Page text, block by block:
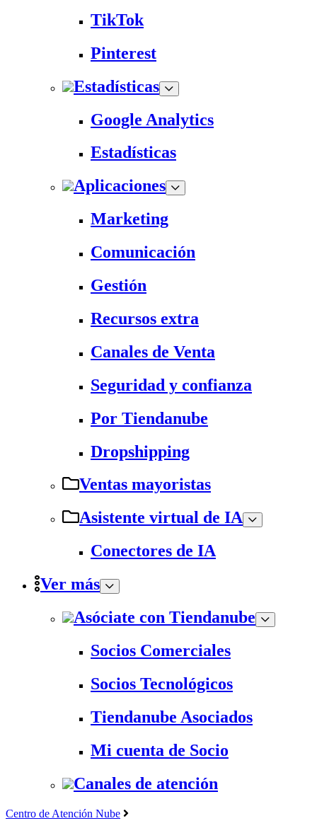
TikTok
Pinterest
Estadísticas
Google Analytics
Estadísticas
Aplicaciones
Marketing
Comunicación
Gestión
Recursos extra
Canales de Venta
Seguridad y confianza
Por Tiendanube
Dropshipping
Ventas mayoristas
Asistente virtual de IA
Conectores de IA
Ver más
Asóciate con Tiendanube
Socios Comerciales
Socios Tecnológicos
Tiendanube Asociados
Mi cuenta de Socio
Canales de atención
Centro de Atención Nube